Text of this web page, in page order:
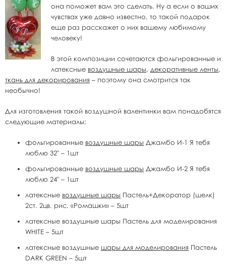
она поможет вам это сделать. Ну а если о ваших
чувствах уже давно известно, то такой подарок
еще раз расскажет о них вашему любимому
человеку!
В этой композиции сочетаются фольгированные и
латексные воздушные шары, декоративные ленты,
ткань для декорирования – поэтому она смотрится так
необычно!
Для изготовления такой воздушной валентинки вам понадобятся
следующие материалы:
фольгированные воздушные шары Джамбо И-1 Я тебя
люблю 32" – 1шт
фольгированные воздушные шары Джамбо И-2 Я тебя
люблю 24" – 1шт
латексные воздушные шары Пастель+Декоратор (шелк)
2ст. 2цв. рис. «Ромашки» – 5шт
латексные воздушные шары Пастель для моделирования
WHITE – 5шт
латексные воздушные шары для моделирования Пастель
DARK GREEN – 5шт